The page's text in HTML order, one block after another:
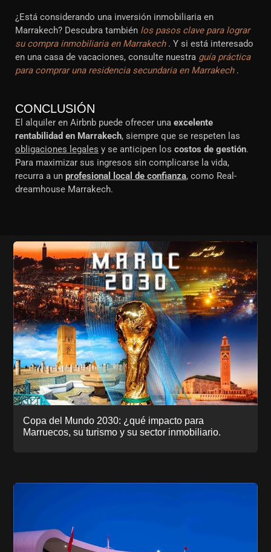
¿Está considerando una inversión inmobiliaria en
Marrakech? Descubra también los pasos clave para lograr
su compra inmobiliaria en Marrakech . Y si está interesado
en una casa de vacaciones, consulte nuestra guía práctica
para comprar una residencia secundaria en Marrakech .
CONCLUSIÓN
El alquiler en Airbnb puede ofrecer una excelente
rentabilidad en Marrakech, siempre que se respeten las
obligaciones legales y se anticipen los costos de gestión.
Para maximizar sus ingresos sin complicarse la vida,
recurra a un profesional local de confianza, como Real-
dreamhouse Marrakech.
Copa del Mundo 2030: ¿qué impacto para
Marruecos, su turismo y su sector inmobiliario.